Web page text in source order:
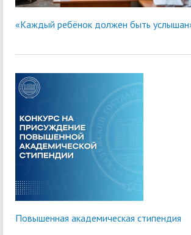
«Каждый ребёнок должен быть
Повышенная академическая стипендия